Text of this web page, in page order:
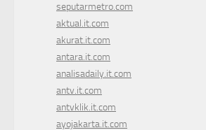
seputarmetro.com
aktual.it.com
akurat.it.com
antara.it.com
analisadaily.it.com
antv.it.com
antvklik.it.com
ayojakarta.it.com